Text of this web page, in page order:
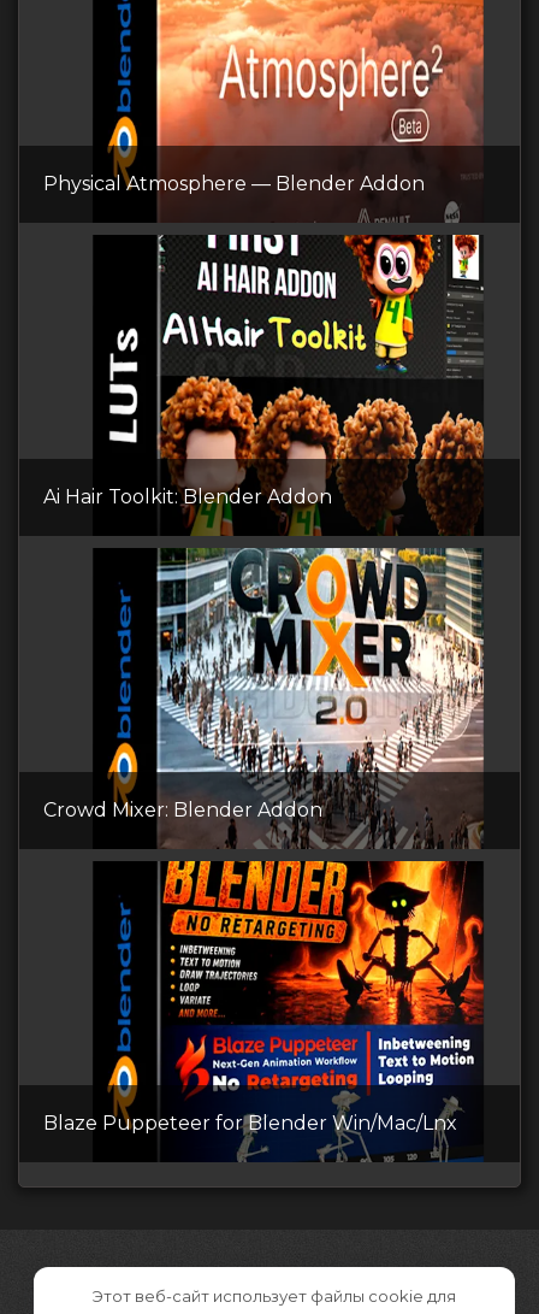
Physical Atmosphere — Blender Addon
Ai Hair Toolkit: Blender Addon
Crowd Mixer: Blender Addon
Blaze Puppeteer for Blender Win/Mac/Lnx
Этот веб-сайт использует файлы cookie для